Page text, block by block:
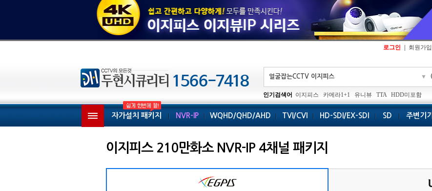
로그인 회원가입
▼
인기검색어 이지피스 카메라1+1 유니뷰 TTA HDD미포함
자가설치 패키지 NVR-IP WQHD/QHD/AHD TVI/CVI HD-SDI/EX-SDI SD 주변기기
이지피스 210만화소 NVR-IP 4채널 패키지